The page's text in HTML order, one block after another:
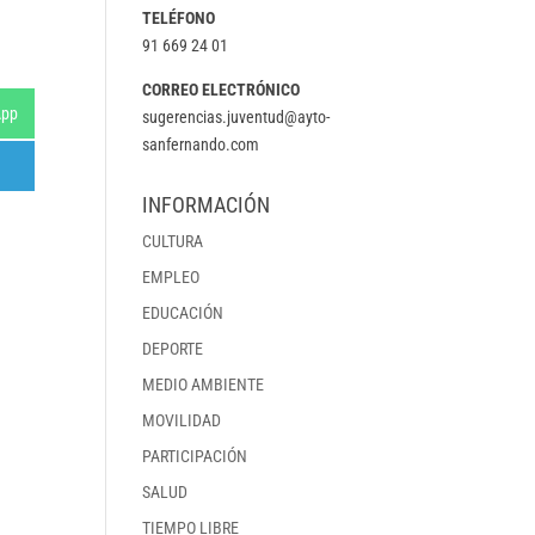
TELÉFONO
91 669 24 01
CORREO ELECTRÓNICO
sugerencias.juventud@ayto-
sanfernando.com
INFORMACIÓN
CULTURA
EMPLEO
EDUCACIÓN
DEPORTE
MEDIO AMBIENTE
MOVILIDAD
PARTICIPACIÓN
SALUD
TIEMPO LIBRE